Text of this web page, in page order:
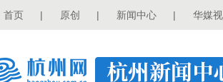
首页 | 原创 | 新闻中心 | 华媒